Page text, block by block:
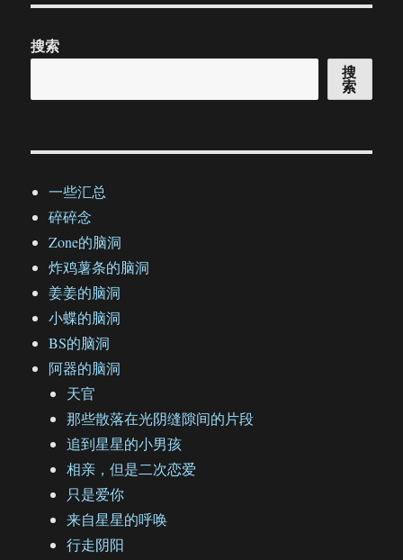
搜索
搜
索
一些汇总
碎碎念
Zone的脑洞
炸鸡薯条的脑洞
姜姜的脑洞
小蝶的脑洞
BS的脑洞
阿器的脑洞
天官
那些散落在光阴缝隙间的片段
追到星星的小男孩
相亲，但是二次恋爱
只是爱你
来自星星的呼唤
行走阴阳